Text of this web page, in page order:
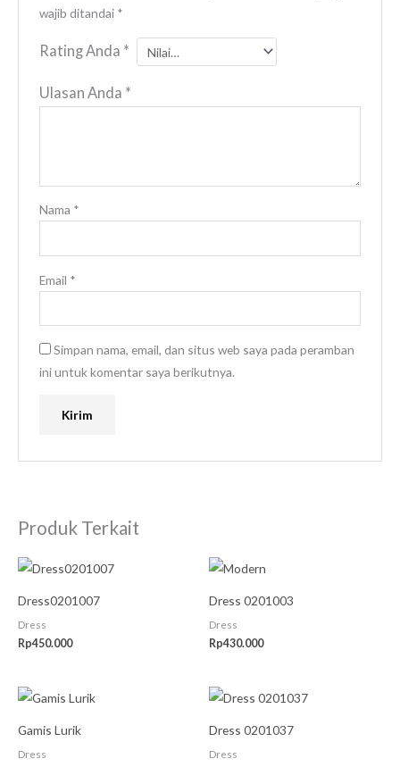
wajib ditandai *
Rating Anda *
Ulasan Anda *
Nama *
Email *
Simpan nama, email, dan situs web saya pada peramban
ini untuk komentar saya berikutnya.
Produk Terkait
Dress0201007
Dress
Rp450.000
Dress 0201003
Dress
Rp430.000
Gamis Lurik
Dress
Dress 0201037
Dress